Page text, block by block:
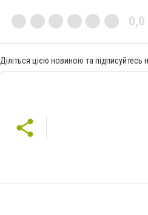
0,0
Діліться цією новиною та підписуйтесь